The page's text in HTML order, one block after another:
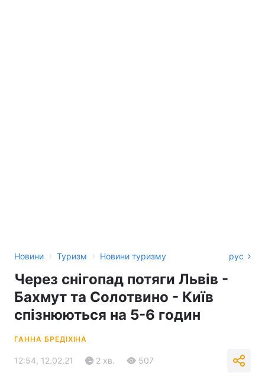
Новини › Туризм › Новини туризму рус
Через снігопад потяги Львів -
Бахмут та Солотвино - Київ
спізнюються на 5-6 годин
ГАННА БРЕДІХІНА
12:54, 12.02.21 2 хв. 507